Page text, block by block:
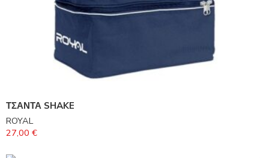
ΤΣΑΝΤΑ SHAKE
ROYAL
27,00 €